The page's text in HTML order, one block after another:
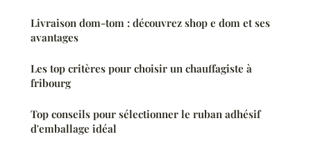
Livraison dom-tom : découvrez shop e dom et ses
avantages
Les top critères pour choisir un chauffagiste à
fribourg
Top conseils pour sélectionner le ruban adhésif
d'emballage idéal